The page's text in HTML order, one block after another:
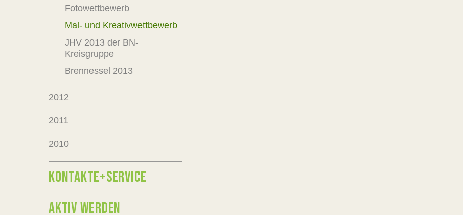
Fotowettbewerb
Mal- und Kreativwettbewerb
JHV 2013 der BN-
Kreisgruppe
Brennessel 2013
2012
2011
2010
KONTAKTE+SERVICE
AKTIV WERDEN